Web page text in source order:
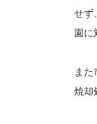
せず
園に
ま
焼却